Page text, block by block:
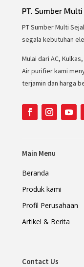
PT. Sumber
PT Sumber Multi
segala kebutuhan
Mulai dari AC,
Air purifier kami
terjamin dan harga
Main Menu
Beranda
Produk kami
Profil Perusahaan
Artikel & Berita
Contact Us